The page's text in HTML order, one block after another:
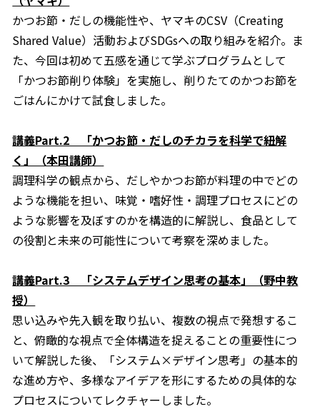
かつお節・だしの機能性や、ヤマキのCSV（Creating
Shared Value）活動およびSDGsへの取り組みを紹介。ま
た、今回は初めて五感を通じて学ぶプログラムとして
「かつお節削り体験」を実施し、削りたてのかつお節を
ごはんにかけて試食しました。
講義Part.2 「かつお節・だしのチカラを科学で紐解
く」（本田講師）
調理科学の観点から、だしやかつお節が料理の中でどの
ような機能を担い、味覚・嗜好性・調理プロセスにどの
ような影響を及ぼすのかを構造的に解説し、食品として
の役割と未来の可能性について考察を深めました。
講義Part.3 「システムデザイン思考の基本」（野中教
授）
思い込みや先入観を取り払い、複数の視点で発想するこ
と、俯瞰的な視点で全体構造を捉えることの重要性につ
いて解説した後、「システム×デザイン思考」の基本的
な進め方や、多様なアイデアを形にするための具体的な
プロセスについてレクチャーしました。